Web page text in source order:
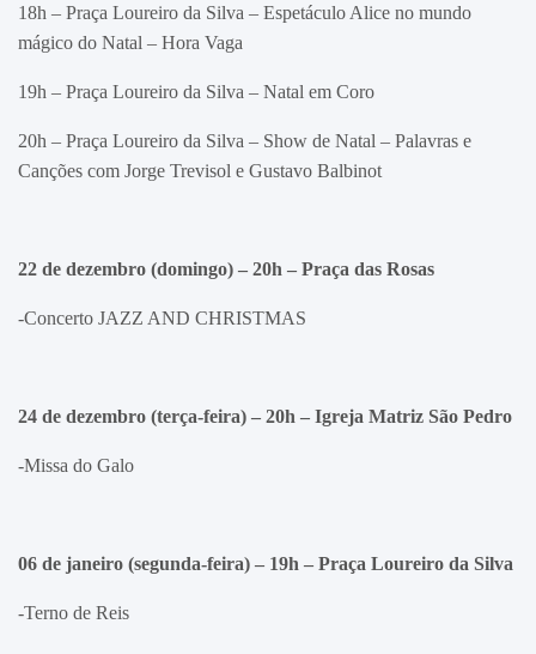
18h – Praça Loureiro da Silva – Espetáculo Alice no mundo
mágico do Natal – Hora Vaga
19h – Praça Loureiro da Silva – Natal em Coro
20h – Praça Loureiro da Silva – Show de Natal – Palavras e
Canções com Jorge Trevisol e Gustavo Balbinot
22 de dezembro (domingo) – 20h – Praça das Rosas
-Concerto JAZZ AND CHRISTMAS
24 de dezembro (terça-feira) – 20h – Igreja Matriz São Pedro
-Missa do Galo
06 de janeiro (segunda-feira) – 19h – Praça Loureiro da Silva
-Terno de Reis